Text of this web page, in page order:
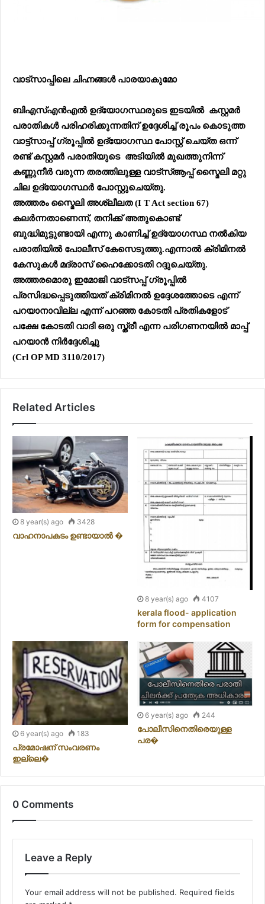
വാട്സാപ്പിലെ ചിഹ്നങ്ങൾ പാരയാകുമോ
ബിഎസ്എൻഎൽ ഉദ്യോഗസ്ഥരുടെ ഇടയിൽ കസ്റ്റമർ
പരാതികൾ പരിഹരിക്കുന്നതിന് ഉദ്ദേശിച്ച് രൂപം കൊടുത്ത
വാട്ട്സാപ്പ് ഗ്രൂപ്പിൽ ഉദ്യോഗസ്ഥ പോസ്റ്റ് ചെയ്ത ഒന്ന്
രണ്ട് കസ്റ്റമർ പരാതിയുടെ അടിയിൽ മുഖത്തുനിന്ന്
കണ്ണുനീർ വരുന്ന തരത്തിലുള്ള വാട്സ്ആപ്പ് സ്മൈലി മറ്റു
ചില ഉദ്യോഗസ്ഥർ പോസ്റ്റുചെയ്തു.
അത്തരം സ്മൈലി അശ്ലീലത (I T Act section 67)
കലർന്നതാണെന്ന്, തനിക്ക് അതുകൊണ്ട്
ബുദ്ധിമുട്ടുണ്ടായി എന്നു കാണിച്ച് ഉദ്യോഗസ്ഥ നൽകിയ
പരാതിയിൽ പോലീസ് കേസെടുത്തു.എന്നാൽ ക്രിമിനൽ
കേസുകൾ മദ്രാസ് ഹൈക്കോടതി റദ്ദുചെയ്തു.
അത്തരമൊരു ഇമോജി വാട്സപ്പ് ഗ്രൂപ്പിൽ
പ്രസിദ്ധപ്പെടുത്തിയത് ക്രിമിനൽ ഉദ്ദേശത്തോടെ എന്ന്
പറയാനാവില്ല എന്ന് പറഞ്ഞ കോടതി പ്രതികളോട്
പക്ഷേ കോടതി വാദി ഒരു സ്ത്രീ എന്ന പരിഗണനയിൽ മാപ്പ്
പറയാൻ നിർദ്ദേശിച്ചു
(Crl OP MD 3110/2017)
Related Articles
8 year(s) ago 3428
വാഹനാപകടം ഉണ്ടായാല്‍ �
8 year(s) ago 4107
kerala flood- application
form for compensation
6 year(s) ago 183
പ്രമോഷന് സംവരണം
ഇല്ലെ�
6 year(s) ago 244
പോലീസിനെതിരെയുള്ള
പര�
0 Comments
Leave a Reply
Your email address will not be published. Required fields